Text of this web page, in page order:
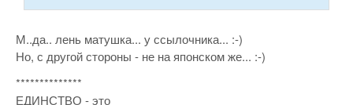
М..да.. лень матушка... у ссылочника... :-)
Но, с другой стороны - не на японском же... :-)
**************
ЕДИНСТВО - это